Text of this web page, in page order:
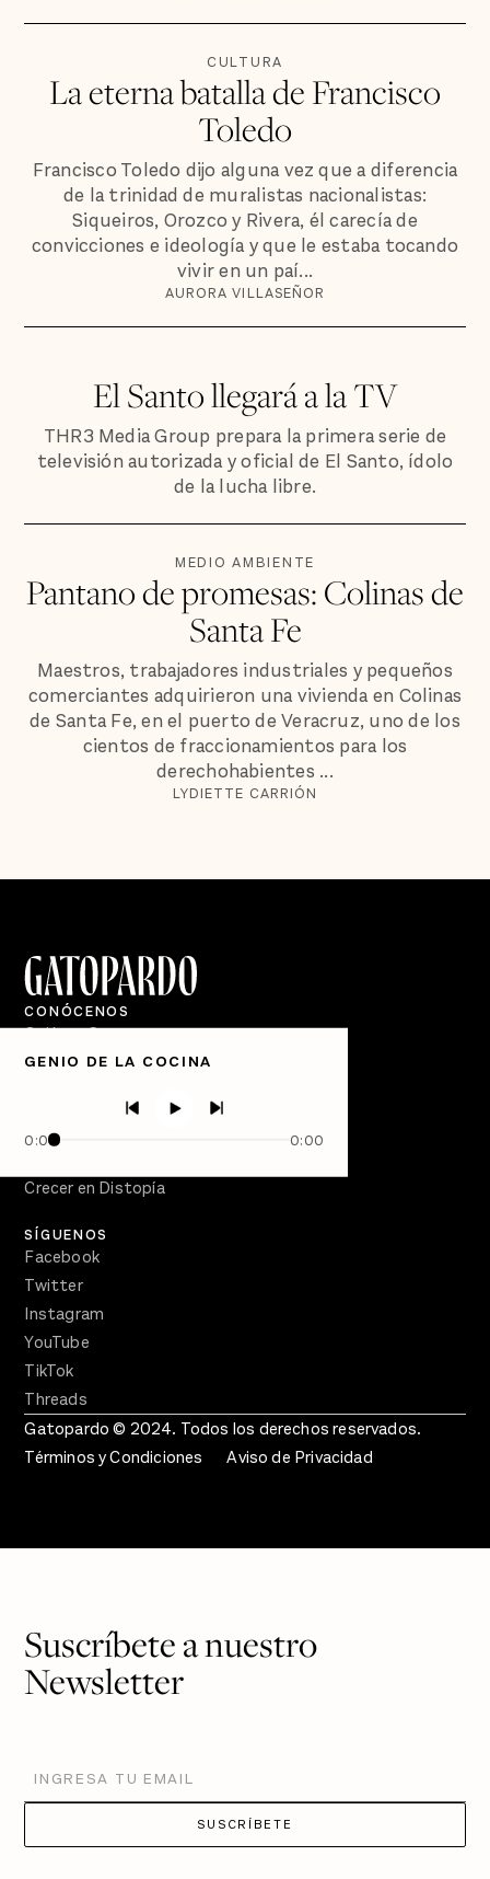
CULTURA
La eterna batalla de Francisco
Toledo
Francisco Toledo dijo alguna vez que a diferencia
de la trinidad de muralistas nacionalistas:
Siqueiros, Orozco y Rivera, él carecía de
convicciones e ideología y que le estaba tocando
vivir en un paí...
AURORA VILLASEÑOR
El Santo llegará a la TV
THR3 Media Group prepara la primera serie de
televisión autorizada y oficial de El Santo, ídolo
de la lucha libre.
MEDIO AMBIENTE
Pantano de promesas: Colinas de
Santa Fe
Maestros, trabajadores industriales y pequeños
comerciantes adquirieron una vivienda en Colinas
de Santa Fe, en el puerto de Veracruz, uno de los
cientos de fraccionamientos para los
derechohabientes ...
LYDIETTE CARRIÓN
GENIO DE LA COCINA
0:00 0:00
CONÓCENOS
Quiénes Somos
Directorio
Semanario Gatopardo
Crecer en Distopía
SÍGUENOS
Facebook
Twitter
Instagram
YouTube
TikTok
Threads
Gatopardo © 2024. Todos los derechos reservados.
Términos y Condiciones
Aviso de Privacidad
Suscríbete a nuestro
Newsletter